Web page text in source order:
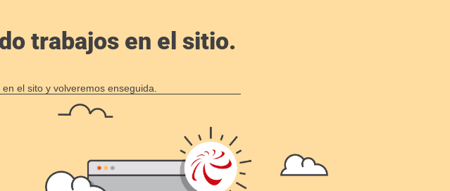
trabajos en el sitio.
el sito y volveremos enseguida.